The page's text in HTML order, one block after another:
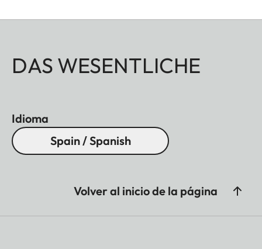
DAS WESENTLICHE
Idioma
Spain / Spanish
Volver al inicio de la página